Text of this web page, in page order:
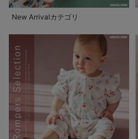
New Arrivalカテゴリ